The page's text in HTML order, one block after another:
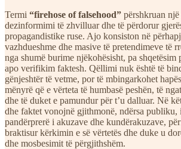
Termi “firehose of falsehood” përshkruan një
dezinformimi të zhvilluar dhe të përdorur
propagandistike ruse. Ajo konsiston në
vazhdueshme dhe masive të pretendimeve të
nga shumë burime njëkohësisht, pa
apo verifikim faktesh. Qëllimi nuk është të
gënjeshtër të vetme, por të mbingarkohet
mënyrë që e vërteta të humbasë peshën, të
dhe të duket e pamundur për t’u dalluar. Në
dhe faktet vonojnë gjithmonë, ndërsa
pandërprerë i akuzave dhe kundërakuzave,
braktisur kërkimin e së vërtetës dhe duke u
dhe mosbesimit të përgjithshëm.